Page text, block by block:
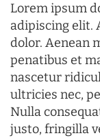
Lorem ipsum
adipiscing elit.
dolor. Aenean
penatibus et
nascetur
ultricies nec,
Nulla
justo, fringilla